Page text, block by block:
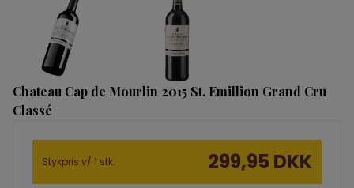
Chateau Cap de Mourlin 2015 St. Emillion Grand Cru
Classé
Stykpris v/ 1 stk. 299,95 DKK